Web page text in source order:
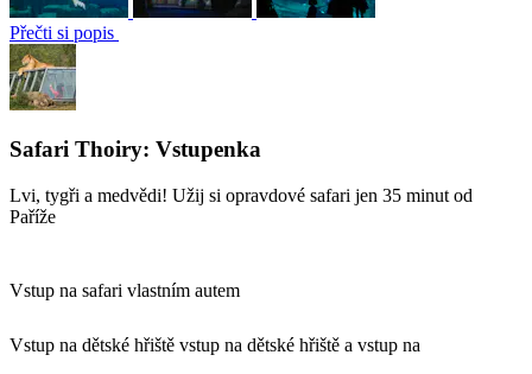
Přečti si popis
Safari Thoiry: Vstupenka
Lvi, tygři a medvědi! Užij si opravdové safari jen 35 minut od
Paříže
Vstup na safari vlastním autem
Vstup na dětské hřiště vstup na dětské hřiště a vstup na